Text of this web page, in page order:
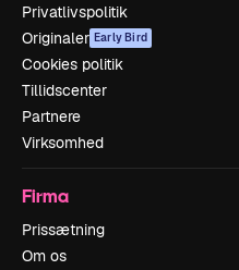
Privatlivspolitik
Originaler Early Bird
Cookies politik
Tillidscenter
Partnere
Virksomhed
Firma
Prissætning
Om os